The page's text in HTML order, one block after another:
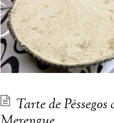
Tarte de Pêssegos